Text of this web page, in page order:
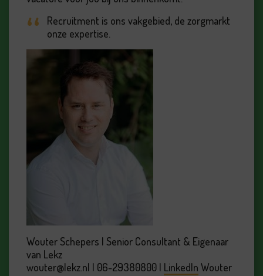
Recruitment is ons vakgebied, de zorgmarkt
onze expertise.
Wouter Schepers | Senior Consultant & Eigenaar
van Lekz
wouter@lekz.nl | 06-29380800 | LinkedIn Wouter